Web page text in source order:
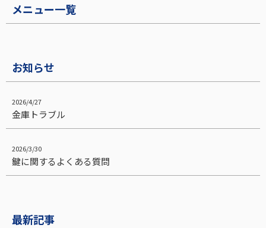
メニュー一覧
お知らせ
2026/4/27
金庫トラブル
2026/3/30
鍵に関するよくある質問
最新記事